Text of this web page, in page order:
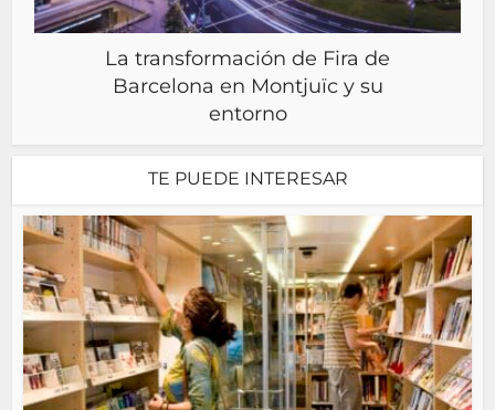
La transformación de Fira de
Barcelona en Montjuïc y su
entorno
TE PUEDE INTERESAR